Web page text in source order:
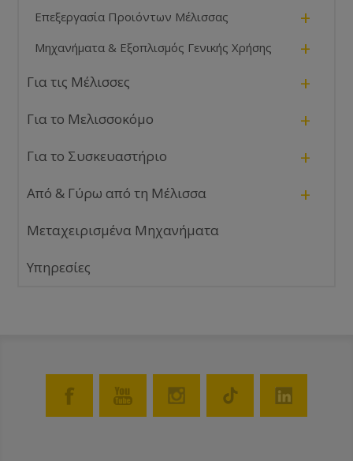
Επεξεργασία Προιόντων Μέλισσας +
Μηχανήματα & Εξοπλισμός Γενικής Χρήσης +
Για τις Μέλισσες +
Για το Μελισσοκόμο +
Για το Συσκευαστήριο +
Από & Γύρω από τη Μέλισσα +
Μεταχειρισμένα Μηχανήματα
Υπηρεσίες